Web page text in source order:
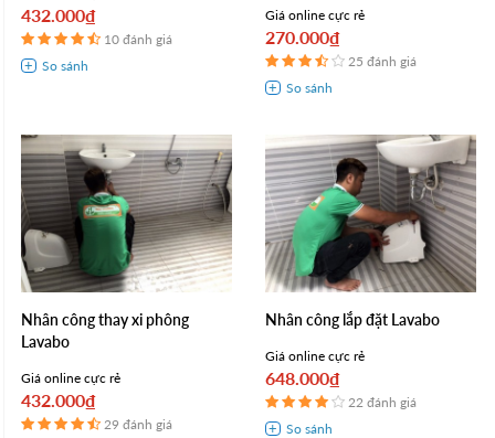
432.000₫
10 đánh giá
Giá online cực rẻ
270.000₫
25 đánh giá
Nhân công thay xi phông
Lavabo
Giá online cực rẻ
432.000₫
29 đánh giá
Nhân công lắp đặt Lavabo
Giá online cực rẻ
648.000₫
22 đánh giá